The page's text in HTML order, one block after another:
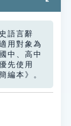
語言辭
用對象為
中、高中
先使用
編本》。